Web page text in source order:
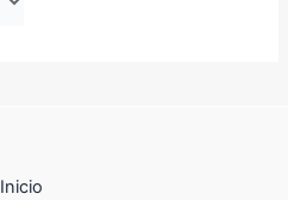
Inicio